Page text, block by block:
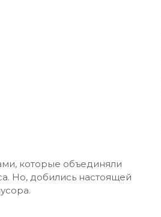
которые объединяли
Но, добились настоящей